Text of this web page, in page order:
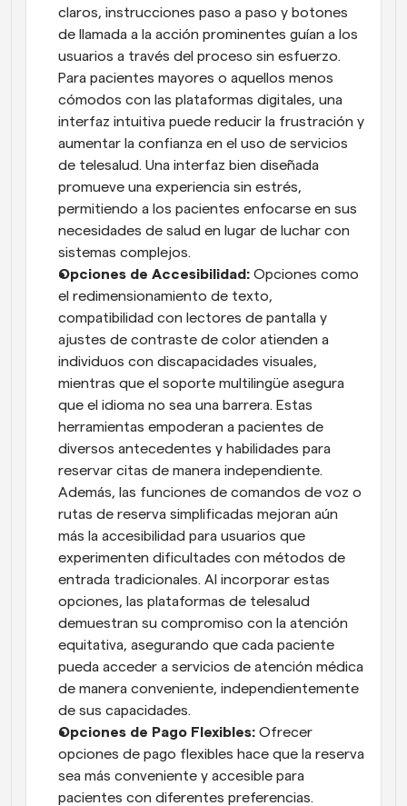
claros, instrucciones paso a paso y botones
de llamada a la acción prominentes guían a los
usuarios a través del proceso sin esfuerzo.
Para pacientes mayores o aquellos menos
cómodos con las plataformas digitales, una
interfaz intuitiva puede reducir la frustración y
aumentar la confianza en el uso de servicios
de telesalud. Una interfaz bien diseñada
promueve una experiencia sin estrés,
permitiendo a los pacientes enfocarse en sus
necesidades de salud en lugar de luchar con
sistemas complejos.
Opciones de Accesibilidad: Opciones como
el redimensionamiento de texto,
compatibilidad con lectores de pantalla y
ajustes de contraste de color atienden a
individuos con discapacidades visuales,
mientras que el soporte multilingüe asegura
que el idioma no sea una barrera. Estas
herramientas empoderan a pacientes de
diversos antecedentes y habilidades para
reservar citas de manera independiente.
Además, las funciones de comandos de voz o
rutas de reserva simplificadas mejoran aún
más la accesibilidad para usuarios que
experimenten dificultades con métodos de
entrada tradicionales. Al incorporar estas
opciones, las plataformas de telesalud
demuestran su compromiso con la atención
equitativa, asegurando que cada paciente
pueda acceder a servicios de atención médica
de manera conveniente, independientemente
de sus capacidades.
Opciones de Pago Flexibles: Ofrecer
opciones de pago flexibles hace que la reserva
sea más conveniente y accesible para
pacientes con diferentes preferencias.